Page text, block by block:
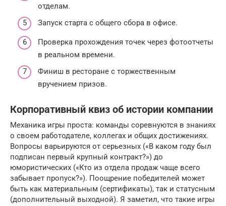
отделам.
Запуск старта с общего сбора в офисе.
Проверка прохождения точек через фотоотчеты
в реальном времени.
Финиш в ресторане с торжественным
вручением призов.
Корпоративный квиз об истории компании
Механика игры проста: команды соревнуются в знаниях
о своем работодателе, коллегах и общих достижениях.
Вопросы варьируются от серьезных («В каком году был
подписан первый крупный контракт?») до
юмористических («Кто из отдела продаж чаще всего
забывает пропуск?»). Поощрение победителей может
быть как материальным (сертификаты), так и статусным
(дополнительный выходной). Я заметил, что такие игры